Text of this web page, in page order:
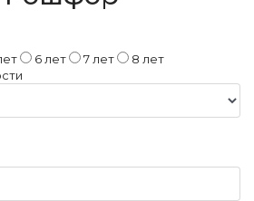
6 лет 7 лет
8 лет